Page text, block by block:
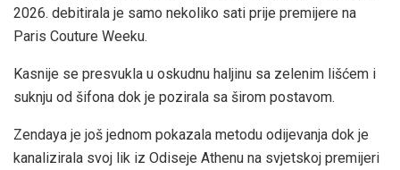
2026. debitirala je samo nekoliko sati prije premijere na
Paris Couture Weeku.
Kasnije se presvukla u oskudnu haljinu sa zelenim lišćem i
suknju od šifona dok je pozirala sa širom postavom.
Zendaya je još jednom pokazala metodu odijevanja dok je
kanalizirala svoj lik iz Odiseje Athenu na svjetskoj premijeri